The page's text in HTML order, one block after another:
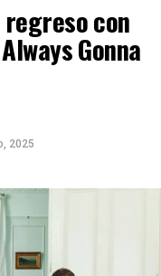
con
Gonna
2025